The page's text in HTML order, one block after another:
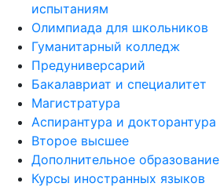
испытаниям
Олимпиада для школьников
Гуманитарный колледж
Предуниверсарий
Бакалавриат и специалитет
Магистратура
Аспирантура и докторантура
Второе высшее
Дополнительное образование
Курсы иностранных языков